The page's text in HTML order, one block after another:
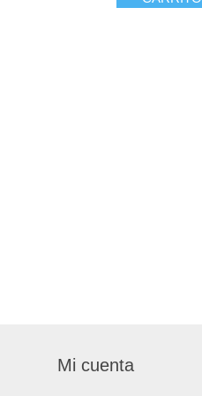
Mi cuenta